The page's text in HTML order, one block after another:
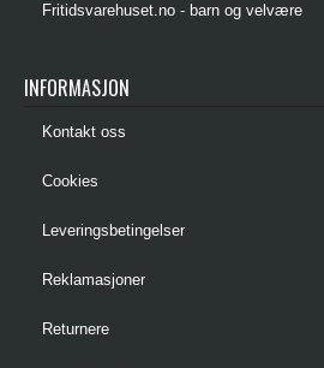
Fritidsvarehuset.no - barn og velvære
INFORMASJON
Kontakt oss
Cookies
Leveringsbetingelser
Reklamasjoner
Returnere